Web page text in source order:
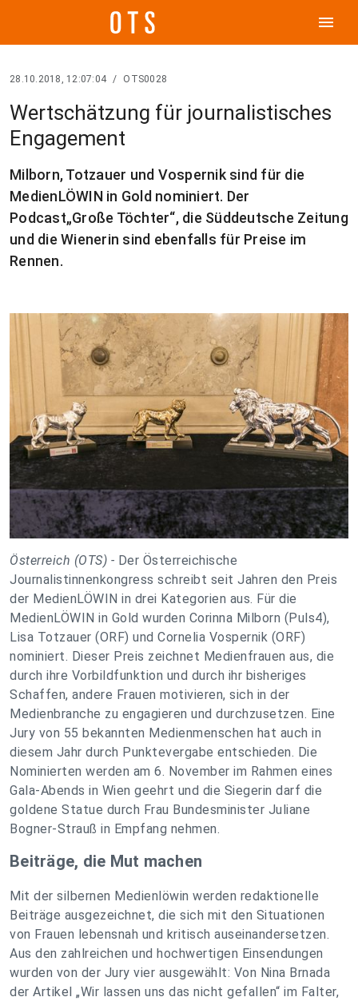
menu
28.10.2018, 12:07:04 / OTS0028
Wertschätzung für journalistisches
Engagement
Milborn, Totzauer und Vospernik sind für die
MedienLÖWIN in Gold nominiert. Der
Podcast„Große Töchter“, die Süddeutsche Zeitung
und die Wienerin sind ebenfalls für Preise im
Rennen.
Österreich (OTS) - Der Österreichische
Journalistinnenkongress schreibt seit Jahren den Preis
der MedienLÖWIN in drei Kategorien aus. Für die
MedienLÖWIN in Gold wurden Corinna Milborn (Puls4),
Lisa Totzauer (ORF) und Cornelia Vospernik (ORF)
nominiert. Dieser Preis zeichnet Medienfrauen aus, die
durch ihre Vorbildfunktion und durch ihr bisheriges
Schaffen, andere Frauen motivieren, sich in der
Medienbranche zu engagieren und durchzusetzen. Eine
Jury von 55 bekannten Medienmenschen hat auch in
diesem Jahr durch Punktevergabe entschieden. Die
Nominierten werden am 6. November im Rahmen eines
Gala-Abends in Wien geehrt und die Siegerin darf die
goldene Statue durch Frau Bundesminister Juliane
Bogner-Strauß in Empfang nehmen.
Beiträge, die Mut machen
Mit der silbernen Medienlöwin werden redaktionelle
Beiträge ausgezeichnet, die sich mit den Situationen
von Frauen lebensnah und kritisch auseinandersetzen.
Aus den zahlreichen und hochwertigen Einsendungen
wurden von der Jury vier ausgewählt: Von Nina Brnada
der Artikel „Wir lassen uns das nicht gefallen“ im Falter,